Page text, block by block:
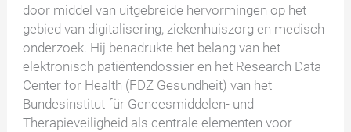
door middel van uitgebreide hervormingen op het
gebied van digitalisering, ziekenhuiszorg en medisch
onderzoek. Hij benadrukte het belang van het
elektronisch patiëntendossier en het Research Data
Center for Health (FDZ Gesundheit) van het
Bundesinstitut für Geneesmiddelen- und
Therapieveiligheid als centrale elementen voor